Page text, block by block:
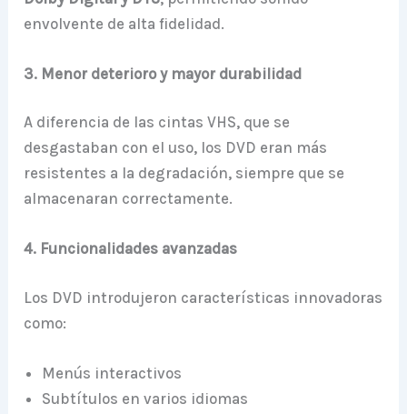
envolvente de alta fidelidad.
3. Menor deterioro y mayor durabilidad
A diferencia de las cintas VHS, que se
desgastaban con el uso, los DVD eran más
resistentes a la degradación, siempre que se
almacenaran correctamente.
4. Funcionalidades avanzadas
Los DVD introdujeron características innovadoras
como:
Menús interactivos
Subtítulos en varios idiomas